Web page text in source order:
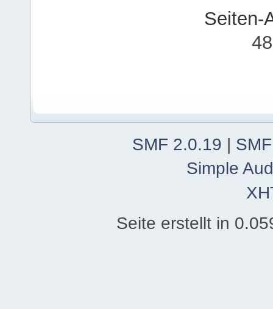
Seiten-
SMF 2.0.19 |
Simple
Seite erstellt in